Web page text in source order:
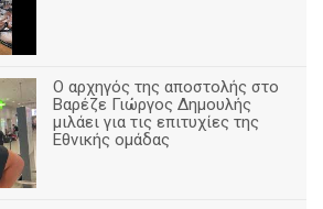
Ο αρχηγός της αποστολής στο
Βαρέζε Γιώργος Δημουλής
μιλάει για τις επιτυχίες της
Εθνικής ομάδας